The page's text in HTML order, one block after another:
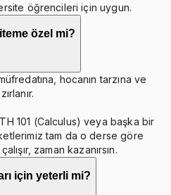
öğrencileri için uygun.
özel mi?
hocanın tarzına ve
101 (Calculus) veya başka bir
tam da o derse göre
çalışır, zaman kazanırsın.
için yeterli mi?